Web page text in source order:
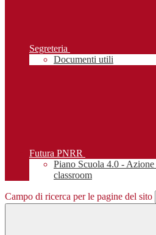
Segreteria
Documenti utili
Futura PNRR
Piano Scuola 4.0 -
classroom
Campo di ricerca per le pagine del sito